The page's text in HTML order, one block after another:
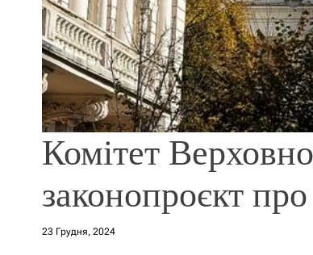
Комітет
законопроєкт
23 Грудня, 2024